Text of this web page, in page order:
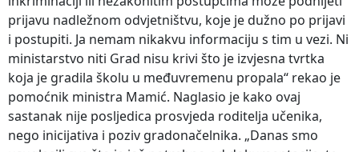
prijavu nadležnom odvjetništvu, koje je dužno po prijavi
i postupiti. Ja nemam nikakvu informaciju s tim u vezi. Ni
ministarstvo niti Grad nisu krivi što je izvjesna tvrtka
koja je gradila školu u međuvremenu propala“ rekao je
pomoćnik ministra Mamić. Naglasio je kako ovaj
sastanak nije posljedica prosvjeda roditelja učenika,
nego inicijativa i poziv gradonačelnika. „Danas smo